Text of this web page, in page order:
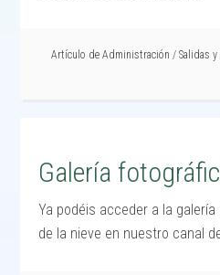
Artículo de Administración / Salidas
Galería
Ya podéis acceder a la
de la nieve en nuestro canal